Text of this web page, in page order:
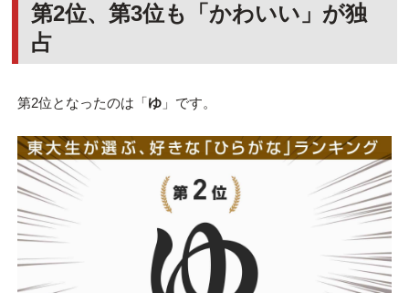
第2位、第3位も「かわいい」が独
占
第2位となったのは「ゆ」です。